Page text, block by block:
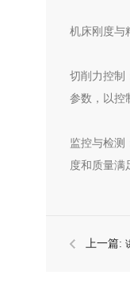
机床刚度与
切削力控制
参数，以控
监控与检测
度和质量满
上一篇: